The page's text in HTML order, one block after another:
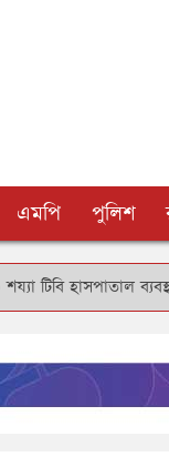
এমপি পুলিশ
হাসপাতাল ব্যবস্থাপনা